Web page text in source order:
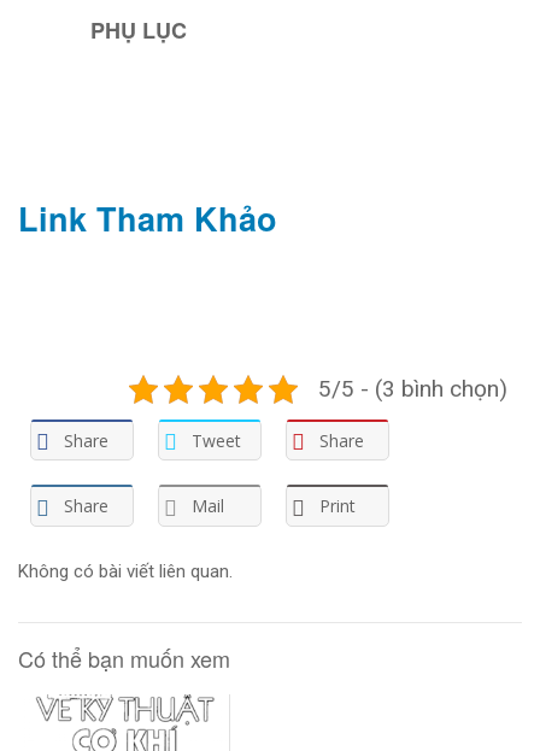
PHỤ LỤC
Link Tham Khảo
5/5 - (3 bình chọn)
Share Tweet Share
Share Mail Print
Không có bài viết liên quan.
Có thể bạn muốn xem